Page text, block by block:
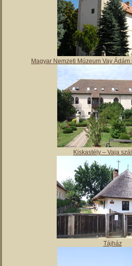
Magyar Nemzeti Múzeum Vay
Kiskastély – Vaja
Tájház